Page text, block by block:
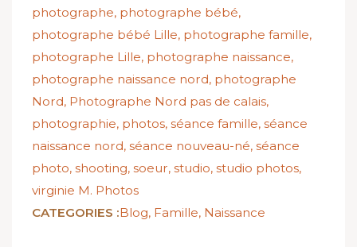
photographe, photographe bébé,
photographe bébé Lille, photographe famille,
photographe Lille, photographe naissance,
photographe naissance nord, photographe
Nord, Photographe Nord pas de calais,
photographie, photos, séance famille, séance
naissance nord, séance nouveau-né, séance
photo, shooting, soeur, studio, studio photos,
virginie M. Photos
CATEGORIES :Blog, Famille, Naissance